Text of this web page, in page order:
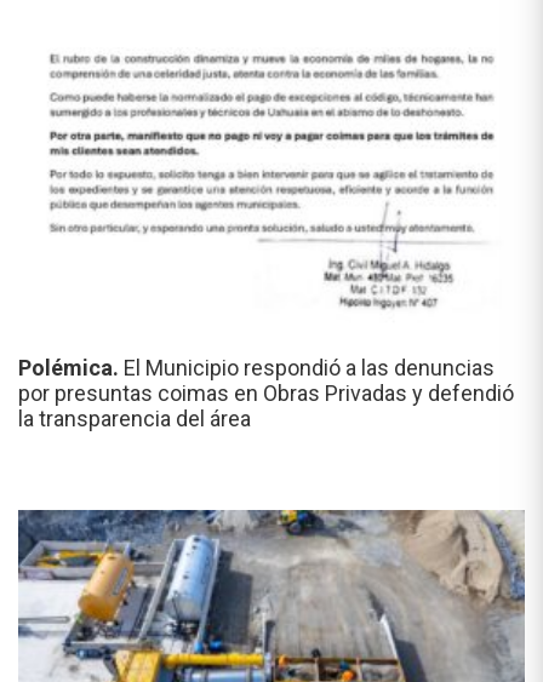
Polémica. El Municipio respondió a las denuncias
por presuntas coimas en Obras Privadas y defendió
la transparencia del área